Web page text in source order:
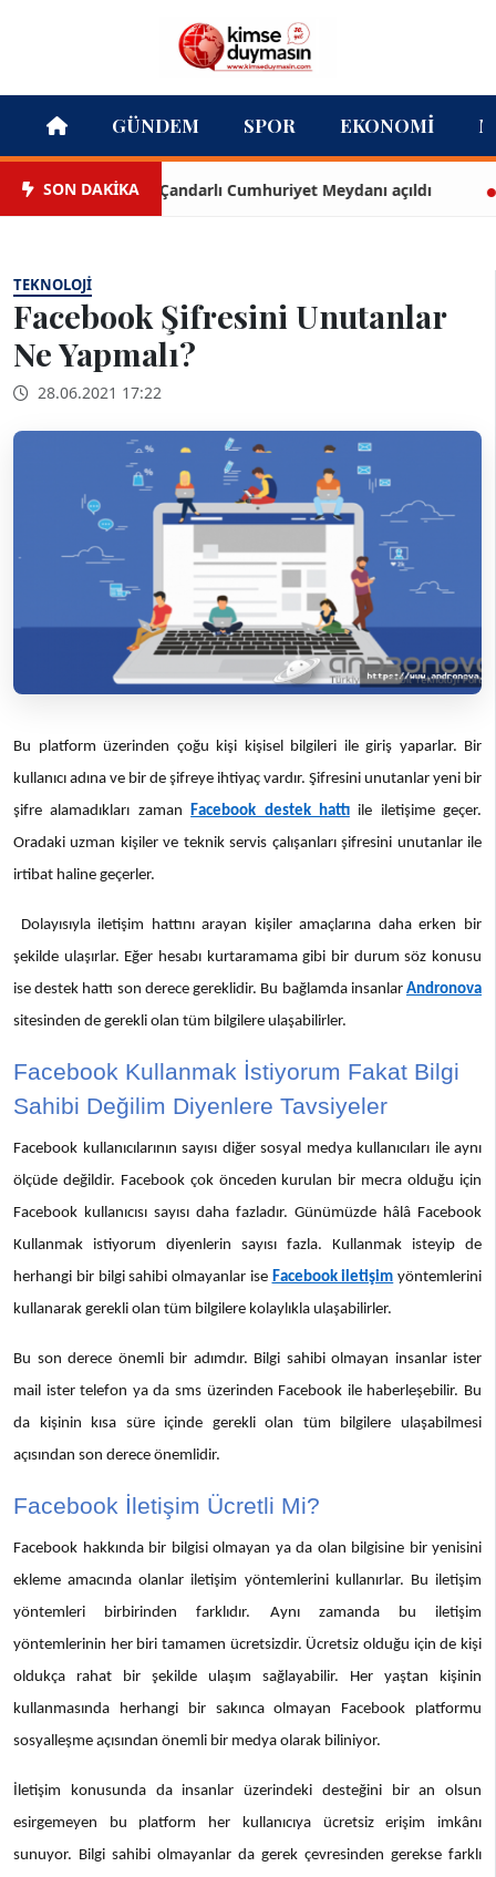
GÜNDEM SPOR EKONOMI
SON DAKİKAÇandarlı Cumhuriyet Meydanı açıldı
TEKNOLOJI
Facebook Şifresini Unutanlar
Ne Yapmalı?
28.06.2021 17:22
Bu platform üzerinden çoğu kişi kişisel bilgileri ile giriş yaparlar. Bir
kullanıcı adına ve bir de şifreye ihtiyaç vardır. Şifresini unutanlar yeni bir
şifre alamadıkları zaman
Facebook destek hattıile iletişime geçer.
Oradaki uzman kişiler ve teknik servis çalışanları şifresini unutanlar ile
irtibat haline geçerler.
Dolayısıyla iletişim hattını arayan kişiler amaçlarına daha erken bir
şekilde ulaşırlar. Eğer hesabı kurtaramama gibi bir durum söz konusu
ise destek hattı son derece gereklidir. Bu bağlamda insanlar Andronova
sitesinden de gerekli olan tüm bilgilere ulaşabilirler.
Facebook Kullanmak İstiyorum Fakat Bilgi
Sahibi Değilim Diyenlere Tavsiyeler
Facebook kullanıcılarının sayısı diğer sosyal medya kullanıcıları ile aynı
ölçüde değildir. Facebook çok önceden kurulan bir mecra olduğu için
Facebook kullanıcısı sayısı daha fazladır. Günümüzde hâlâ Facebook
Kullanmak istiyorum diyenlerin sayısı fazla. Kullanmak isteyip de
herhangi bir bilgi sahibi olmayanlar ise Facebook iletişim yöntemlerini
kullanarak gerekli olan tüm bilgilere kolaylıkla ulaşabilirler.
Bu son derece önemli bir adımdır. Bilgi sahibi olmayan insanlar ister
mail ister telefon ya da sms üzerinden Facebook ile haberleşebilir. Bu
da kişinin kısa süre içinde gerekli olan tüm bilgilere ulaşabilmesi
açısından son derece önemlidir.
Facebook İletişim Ücretli Mi?
Facebook hakkında bir bilgisi olmayan ya da olan bilgisine bir yenisini
ekleme amacında olanlar iletişim yöntemlerini kullanırlar. Bu iletişim
yöntemleri birbirinden farklıdır. Aynı zamanda bu iletişim
yöntemlerinin her biri tamamen ücretsizdir. Ücretsiz olduğu için de kişi
oldukça rahat bir şekilde ulaşım sağlayabilir. Her yaştan kişinin
kullanmasında herhangi bir sakınca olmayan Facebook platformu
sosyalleşme açısından önemli bir medya olarak biliniyor.
İletişim konusunda da insanlar üzerindeki desteğini bir an olsun
esirgemeyen bu platform her kullanıcıya ücretsiz erişim imkânı
sunuyor. Bilgi sahibi olmayanlar da gerek çevresinden gerekse farklı